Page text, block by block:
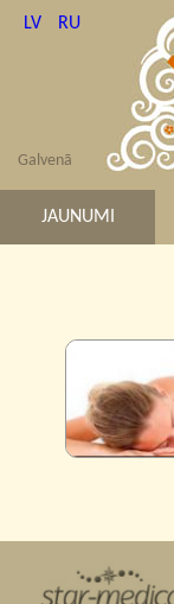
LV RU
Galvenā
JAUNUMI